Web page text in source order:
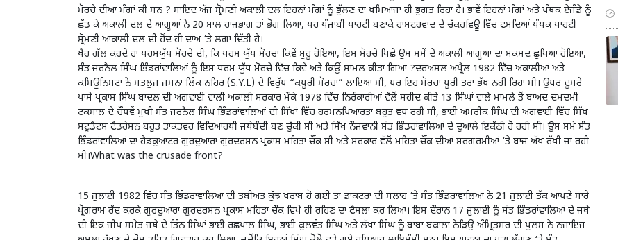
ਮੋਰਚੇ ਦੀਆ ਮੰਗਾਂ ਕੀ ਸਨ ? ਸਾਇਦ ਅੱਜ ਸ੍ਰੋਮਣੀ ਅਕਾਲੀ ਦਲ ਇਹਨਾਂ ਮੰਗਾਂ ਨੂੰ ਭੁੱਲਣ ਦਾ ਖਮਿਆਜਾ ਹੀ ਭੁਗਤ ਰਿਹਾ ਹੈ। ਭਾਵੇਂ ਇਹਨਾਂ ਮੰਗਾਂ ਅਤੇ ਪੰਥਕ ਏਜੰਡੇ ਨੂੰ
ਛੱਡ ਕੇ ਅਕਾਲੀ ਦਲ ਦੇ ਆਗੂਆਂ ਨੇ 20 ਸਾਲ ਰਾਜਭਾਗ ਤਾਂ ਭੋਗ ਲਿਆ, ਪਰ ਪੰਜਾਬੀ ਪਾਰਟੀ ਬਣਾਕੇ ਰਾਸਟਰਵਾਦ ਦੇ ਚੱਕਰਵਿਊ ਵਿੱਚ ਫਸਦਿਆਂ ਪੰਥਕ ਪਾਰਟੀ
ਸ੍ਰੋਮਣੀ ਆਕਾਲੀ ਦਲ ਦੀ ਹੋਂਦ ਹੀ ਦਾਅ ‘ਤੇ ਲਗਾ ਦਿੱਤੀ ਹੈ।
ਖੈਰ ਗੱਲ ਕਰਦੇ ਹਾਂ ਧਰਮਯੁੱਧ ਮੋਰਚੇ ਦੀ, ਕਿ ਧਰਮ ਯੁੱਧ ਮੋਰਚਾ ਕਿਵੇਂ ਸੁਰੂ ਹੋਇਆ, ਇਸ ਮੋਰਚੇ ਪਿਛੇ ਉਸ ਸਮੇਂ ਦੇ ਅਕਾਲੀ ਆਗੂਆਂ ਦਾ ਮਕਸਦ ਛੁਪਿਆ ਹੋਇਆ,
ਸੰਤ ਜਰਨੈਲ ਸਿੰਘ ਭਿੰਡਰਾਂਵਾਲਿਆਂ ਨੂੰ ਇਸ ਧਰਮ ਯੁੱਧ ਮੋਰਚੇ ਵਿੱਚ ਕਿਵੇਂ ਅਤੇ ਕਿਉਂ ਸਾਮਲ ਕੀਤਾ ਗਿਆ ?ਦਰਅਸਲ ਅਪ੍ਰੈਲ 1982 ਵਿੱਚ ਅਕਾਲੀਆਂ ਅਤੇ
ਕਮਿਊਨਿਸਟਾਂ ਨੇ ਸਤਲੁਜ ਜਮਨਾ ਲਿੰਕ ਨਹਿਰ (S.Y.L) ਦੇ ਵਿਰੁੱਧ “ਕਪੂਰੀ ਮੋਰਚਾ” ਲਾਇਆ ਸੀ, ਪਰ ਇਹ ਮੋਰਚਾ ਪੂਰੀ ਤਰਾਂ ਭੱਖ ਨਹੀਂ ਰਿਹਾ ਸੀ। ਉਧਰ ਦੂਸਰੇ
ਪਾਸੇ ਪ੍ਰਕਾਸ ਸਿੰਘ ਬਾਦਲ ਦੀ ਅਗਵਾਈ ਵਾਲੀ ਅਕਾਲੀ ਸਰਕਾਰ ਮੌਕੇ 1978 ਵਿੱਚ ਨਿਰੰਕਾਰੀਆਂ ਵੱਲੋਂ ਸਹੀਦ ਕੀਤੇ 13 ਸਿੰਘਾਂ ਵਾਲੇ ਮਾਮਲੇ ਤੋਂ ਬਾਅਦ ਦਮਦਮੀ
ਟਕਸਾਲ ਦੇ ਚੌਧਵੇਂ ਮੁਖੀ ਸੰਤ ਜਰਨੈਲ ਸਿੰਘ ਭਿੰਡਰਾਂਵਾਲਿਆਂ ਦੀ ਸਿੱਖਾਂ ਵਿੱਚ ਹਰਮਨਪਿਆਰਤਾ ਬਹੁਤ ਵਧ ਰਹੀ ਸੀ, ਭਾਈ ਅਮਰੀਕ ਸਿੰਘ ਦੀ ਅਗਵਾਈ ਵਿੱਚ ਸਿੱਖ
ਸਟੂਡੈਂਟਸ ਫੈਡਰੇਸਨ ਬਹੁਤ ਤਾਕਤਵਰ ਵਿਦਿਆਰਥੀ ਜਥੇਬੰਦੀ ਬਣ ਚੁੱਕੀ ਸੀ ਅਤੇ ਸਿੱਖ ਨੌਜਵਾਨੀ ਸੰਤ ਭਿੰਡਰਾਂਵਾਲਿਆਂ ਦੇ ਦੁਆਲੇ ਇਕੱਠੀ ਹੋ ਰਹੀ ਸੀ। ਉਸ ਸਮੇਂ ਸੰਤ
ਭਿੰਡਰਾਂਵਾਲਿਆਂ ਦਾ ਹੈਡਕੁਆਟਰ ਗੁਰਦੁਆਰਾ ਗੁਰਦਰਸਨ ਪ੍ਰਕਾਸ ਮਹਿਤਾ ਚੌਂਕ ਸੀ ਅਤੇ ਸਰਕਾਰ ਵੱਲੋਂ ਮਹਿਤਾ ਚੌਂਕ ਦੀਆਂ ਸਰਗਰਮੀਆਂ ‘ਤੇ ਬਾਜ ਅੱਖ ਰੱਖੀ ਜਾ ਰਹੀ
ਸੀ।What was the crusade front?
15 ਜੁਲਾਈ 1982 ਵਿੱਚ ਸੰਤ ਭਿੰਡਰਾਂਵਾਲਿਆਂ ਦੀ ਤਬੀਅਤ ਕੁੱਝ ਖਰਾਬ ਹੋ ਗਈ ਤਾਂ ਡਾਕਟਰਾਂ ਦੀ ਸਲਾਹ ‘ਤੇ ਸੰਤ ਭਿੰਡਰਾਂਵਾਲਿਆਂ ਨੇ 21 ਜੁਲਾਈ ਤੱਕ ਆਪਣੇ ਸਾਰੇ
ਪ੍ਰੋਗਰਾਮ ਰੱਦ ਕਰਕੇ ਗੁਰਦੁਆਰਾ ਗੁਰਦਰਸਨ ਪ੍ਰਕਾਸ ਮਹਿਤਾ ਚੌਂਕ ਵਿਖੇ ਹੀ ਰਹਿਣ ਦਾ ਫੈਸਲਾ ਕਰ ਲਿਆ। ਇਸ ਦੌਰਾਨ 17 ਜੁਲਾਈ ਨੂੰ ਸੰਤ ਭਿੰਡਰਾਂਵਾਲਿਆਂ ਦੇ ਜਥੇ
ਦੀ ਇਕ ਜੀਪ ਸਮੇਤ ਜਥੇ ਦੇ ਤਿੰਨ ਸਿੰਘਾਂ ਭਾਈ ਰਛਪਾਲ ਸਿੰਘ, ਭਾਈ ਕੁਲਵੰਤ ਸਿੰਘ ਅਤੇ ਲੱਖਾ ਸਿੰਘ ਨੂੰ ਬਾਬਾ ਬਕਾਲਾ ਨੇੜਿਉਂ ਅੰਮ੍ਰਿਤਸਰ ਦੀ ਪੁਲਸ ਨੇ ਨਜਾਇਜ